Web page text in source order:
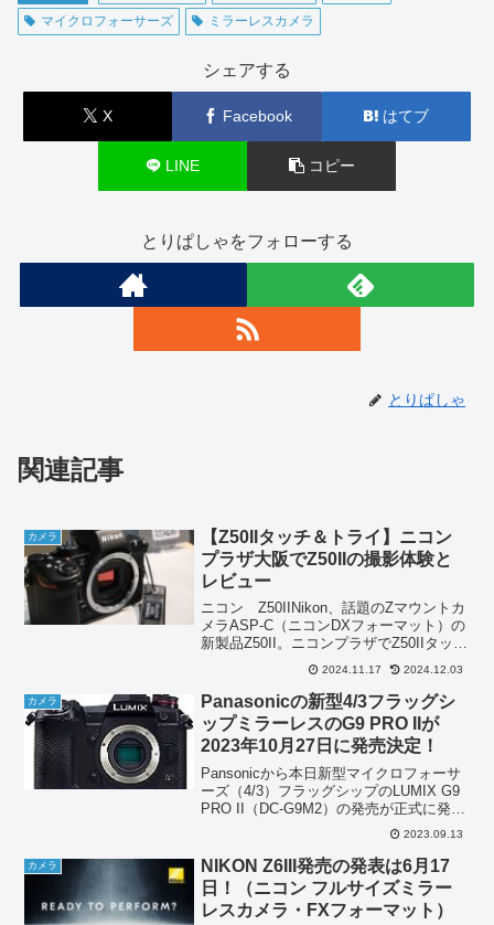
マイクロフォーサーズ
ミラーレスカメラ
シェアする
X Facebook はてブ
LINE コピー
とりぱしゃをフォローする
とりぱしゃ
関連記事
カメラ
【Z50IIタッチ＆トライ】ニコン
プラザ大阪でZ50IIの撮影体験と
レビュー
ニコン Z50IINikon、話題のZマウントカ
メラASP-C（ニコンDXフォーマット）の
新製品Z50II。ニコンプラザでZ50IIタッチ
＆トライのイベントをやっていましたの
で、ニコンプラザ大阪へ行ってきまし
た。Z50が発売されたのが201...
2024.11.17 2024.12.03
カメラ
Panasonicの新型4/3フラッグシ
ップミラーレスのG9 PRO IIが
2023年10月27日に発売決定！
Pansonicから本日新型マイクロフォーサ
ーズ（4/3）フラッグシップのLUMIX G9
PRO II（DC-G9M2）の発売が正式に発表
されました。静止撮影に重きを置いたマ
イクロフォーサーズミラーレスカメラで
す。新型のフラッグシップモデ...
2023.09.13
カメラ
NIKON Z6III発売の発表は6月17
日！（ニコン フルサイズミラー
レスカメラ・FXフォーマット）